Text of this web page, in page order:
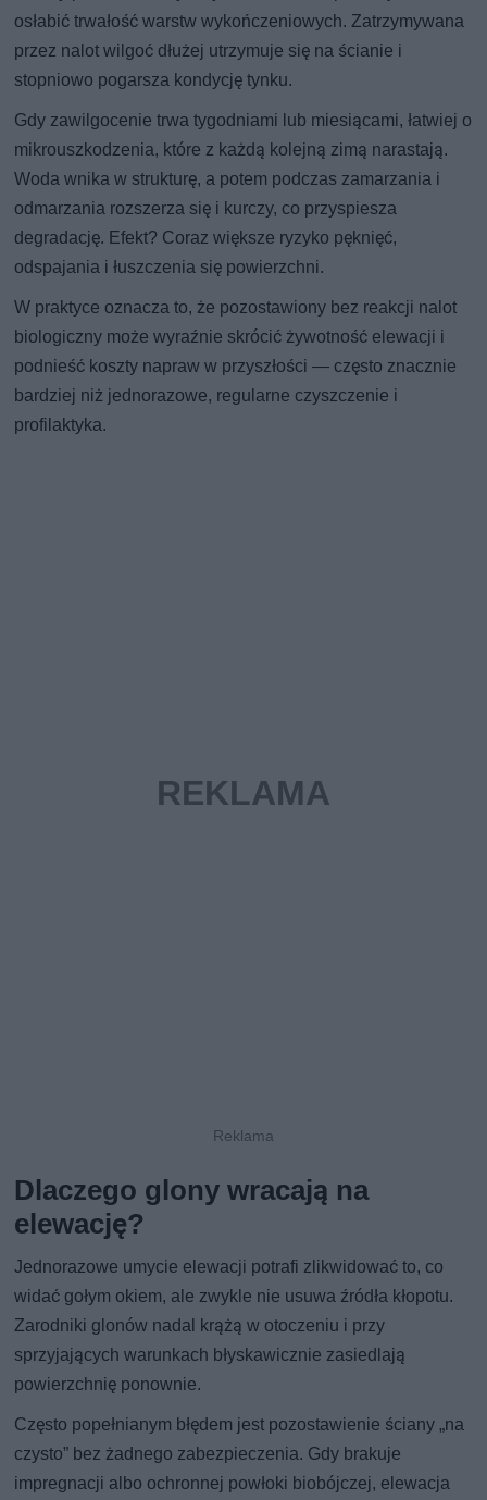
osłabić trwałość warstw wykończeniowych. Zatrzymywana
przez nalot wilgoć dłużej utrzymuje się na ścianie i
stopniowo pogarsza kondycję tynku.
Gdy zawilgocenie trwa tygodniami lub miesiącami, łatwiej o
mikrouszkodzenia, które z każdą kolejną zimą narastają.
Woda wnika w strukturę, a potem podczas zamarzania i
odmarzania rozszerza się i kurczy, co przyspiesza
degradację. Efekt? Coraz większe ryzyko pęknięć,
odspajania i łuszczenia się powierzchni.
W praktyce oznacza to, że pozostawiony bez reakcji nalot
biologiczny może wyraźnie skrócić żywotność elewacji i
podnieść koszty napraw w przyszłości — często znacznie
bardziej niż jednorazowe, regularne czyszczenie i
profilaktyka.
Dlaczego glony wracają na
elewację?
Jednorazowe umycie elewacji potrafi zlikwidować to, co
widać gołym okiem, ale zwykle nie usuwa źródła kłopotu.
Zarodniki glonów nadal krążą w otoczeniu i przy
sprzyjających warunkach błyskawicznie zasiedlają
powierzchnię ponownie.
Często popełnianym błędem jest pozostawienie ściany „na
czysto” bez żadnego zabezpieczenia. Gdy brakuje
impregnacji albo ochronnej powłoki biobójczej, elewacja